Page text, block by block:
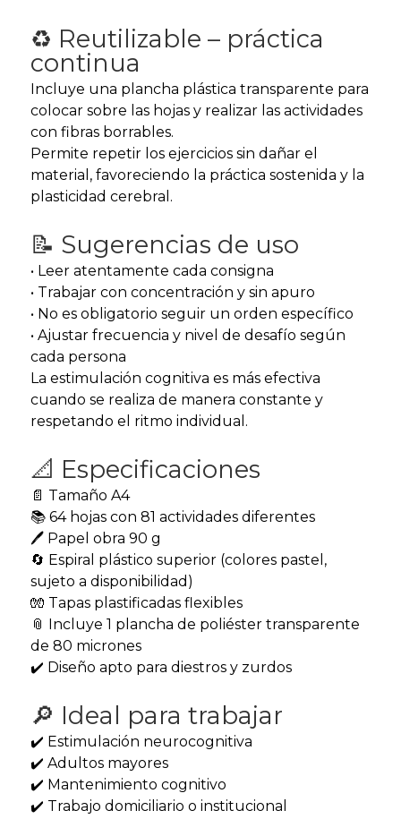
♻️ Reutilizable – práctica
continua
Incluye una plancha plástica transparente para
colocar sobre las hojas y realizar las actividades
con fibras borrables.
Permite repetir los ejercicios sin dañar el
material, favoreciendo la práctica sostenida y la
plasticidad cerebral.
📝 Sugerencias de uso
• Leer atentamente cada consigna
• Trabajar con concentración y sin apuro
• No es obligatorio seguir un orden específico
• Ajustar frecuencia y nivel de desafío según
cada persona
La estimulación cognitiva es más efectiva
cuando se realiza de manera constante y
respetando el ritmo individual.
📐 Especificaciones
📄 Tamaño A4
📚 64 hojas con 81 actividades diferentes
🖊️ Papel obra 90 g
🔄 Espiral plástico superior (colores pastel,
sujeto a disponibilidad)
🧤 Tapas plastificadas flexibles
📎 Incluye 1 plancha de poliéster transparente
de 80 micrones
✔️ Diseño apto para diestros y zurdos
🔎 Ideal para trabajar
✔️ Estimulación neurocognitiva
✔️ Adultos mayores
✔️ Mantenimiento cognitivo
✔️ Trabajo domiciliario o institucional